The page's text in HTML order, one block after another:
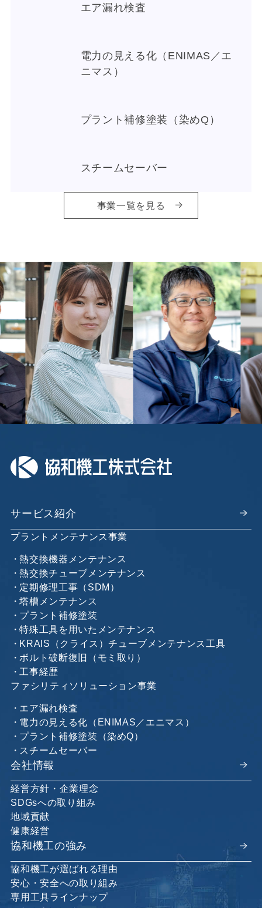
エア漏れ検査
電力の見える化（ENIMAS／エ
ニマス）
プラント補修塗装（染めQ）
スチームセーバー
事業一覧を見る
サービス紹介
プラントメンテナンス事業
熱交換機器メンテナンス
熱交換チューブメンテナンス
定期修理工事（SDM）
塔槽メンテナンス
プラント補修塗装
特殊工具を用いたメンテナンス
KRAIS（クライス）チューブメンテナンス工具
ボルト破断復旧（モミ取り）
工事経歴
ファシリティソリューション事業
エア漏れ検査
電力の見える化（ENIMAS／エニマス）
プラント補修塗装（染めQ）
スチームセーバー
会社情報
経営方針・企業理念
SDGsへの取り組み
地域貢献
健康経営
協和機工の強み
協和機工が選ばれる理由
安心・安全への取り組み
専用工具ラインナップ